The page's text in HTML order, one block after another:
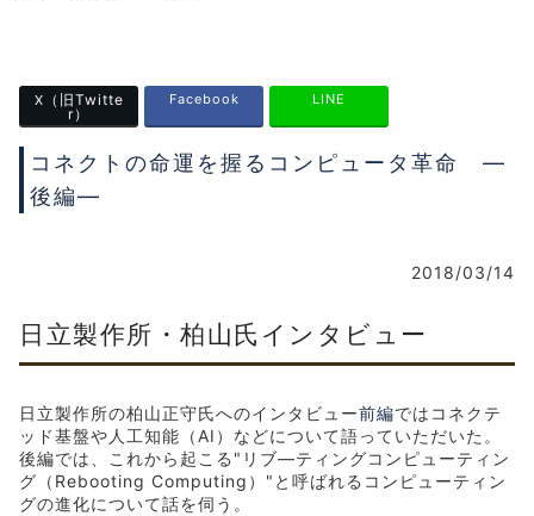
X （旧Twitte
r）
Facebook LINE
コネクトの命運を握るコンピュータ革命 ―
後編―
2018/03/14
日立製作所・柏山氏インタビュー
日立製作所の柏山正守氏へのインタビュー前編ではコネクテ
ッド基盤や人工知能（AI）などについて語っていただいた。
後編では、これから起こる"リブ―ティングコンピューティン
グ（Rebooting Computing）"と呼ばれるコンピューティン
グの進化について話を伺う。